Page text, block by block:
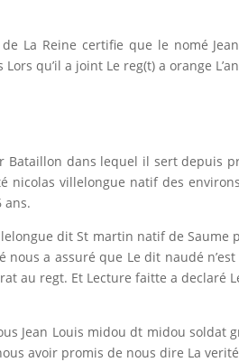
La Reine certifie que le nomé
qu’il a joint Le reg(t) a orange
dans lequel il sert depuis
villelongue natif des
ans.
dit St martin natif de
a assuré que Le dit naudé
au regt. Et Lecture faitte a declaré
Jean Louis midou dt midou
avoir promis de nous dire La